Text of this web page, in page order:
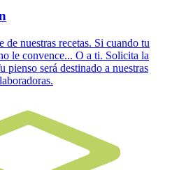
de nuestras recetas. Si cuando tu
le convence... O a ti. Solicita la
será destinado a nuestras